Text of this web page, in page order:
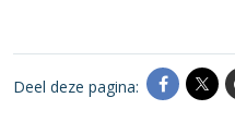
Deel deze pagina: